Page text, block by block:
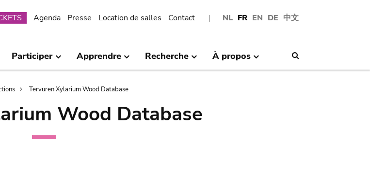
NL FR EN DE 中文
Agenda Presse Location de salles Contact
Participer Apprendre Recherche À propos
Tervuren Xylarium Wood Database
Wood Database